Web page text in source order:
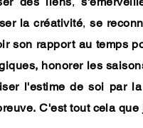
la créativité,se
son rapport au temps
honorer les
l'estime de soi par
C'est tout cela